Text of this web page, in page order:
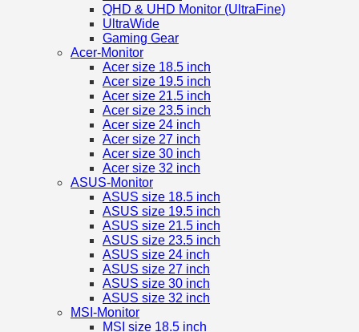
QHD & UHD Monitor (UltraFine)
UltraWide
Gaming Gear
Acer-Monitor
Acer size 18.5 inch
Acer size 19.5 inch
Acer size 21.5 inch
Acer size 23.5 inch
Acer size 24 inch
Acer size 27 inch
Acer size 30 inch
Acer size 32 inch
ASUS-Monitor
ASUS size 18.5 inch
ASUS size 19.5 inch
ASUS size 21.5 inch
ASUS size 23.5 inch
ASUS size 24 inch
ASUS size 27 inch
ASUS size 30 inch
ASUS size 32 inch
MSI-Monitor
MSI size 18.5 inch